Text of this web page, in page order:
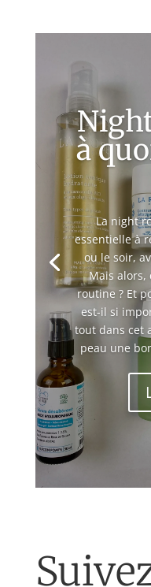
à
La night
essentielle à
ou le soir,
Mais alors,
routine ? Et
est-il si
tout dans cet
peau une